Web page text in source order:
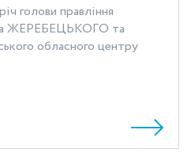
голови правління
ЖЕРЕБЕЦЬКОГО та
обласного центру